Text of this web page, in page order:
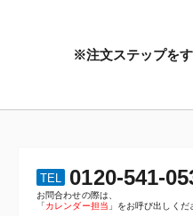
※注文ステップを
TEL 0120-541-
お問合わせの際は、
「カレンダー担当 」をお呼び出しくだ